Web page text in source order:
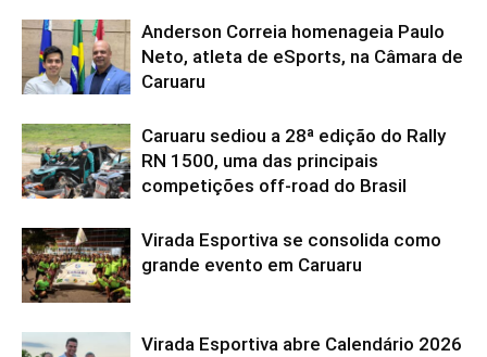
Anderson Correia homenageia Paulo
Neto, atleta de eSports, na Câmara de
Caruaru
Caruaru sediou a 28ª edição do Rally
RN 1500, uma das principais
competições off-road do Brasil
Virada Esportiva se consolida como
grande evento em Caruaru
Virada Esportiva abre Calendário 2026